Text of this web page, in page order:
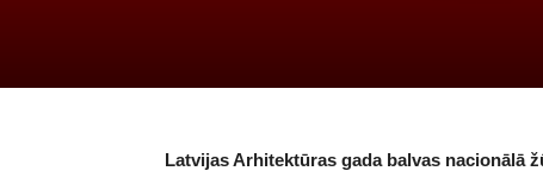
Latvijas Arhitektūras gada balvas nacionālā